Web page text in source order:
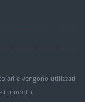
e vengono utilizzati
i prodotti.